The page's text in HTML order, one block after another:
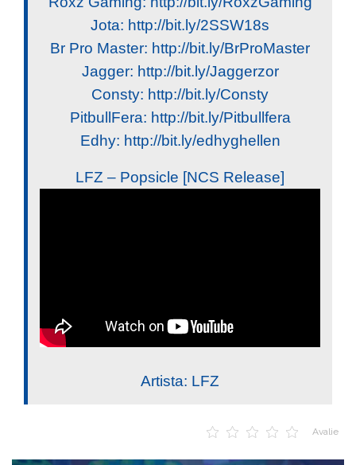
Jota: http://bit.ly/2SSW18s
Br Pro Master: http://bit.ly/BrProMaster
Jagger: http://bit.ly/Jaggerzor
Consty: http://bit.ly/Consty
PitbullFera: http://bit.ly/Pitbullfera
Edhy: http://bit.ly/edhyghellen
LFZ – Popsicle [NCS Release]
Artista: LFZ
Avalie